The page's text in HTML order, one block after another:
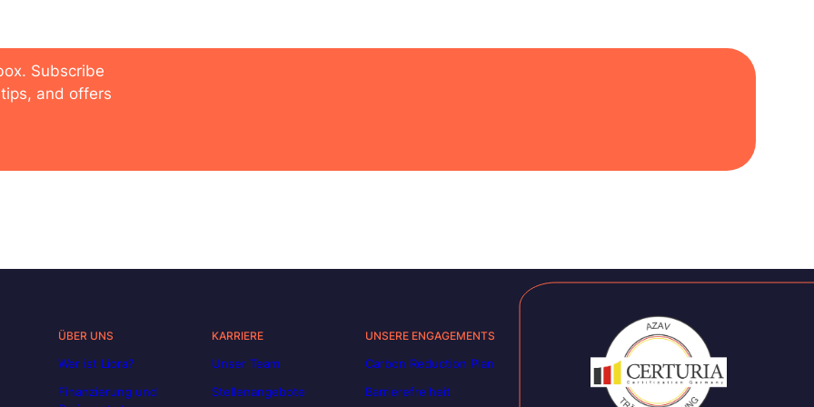
Subscribe
and offers
ÜBER UNS
Wer ist Liora?
Finanzierung und
KARRIERE
Unser Team
Stellenangebote
UNSERE ENGAGEMENTS
Carbon Reduction Plan
Barrierefreiheit